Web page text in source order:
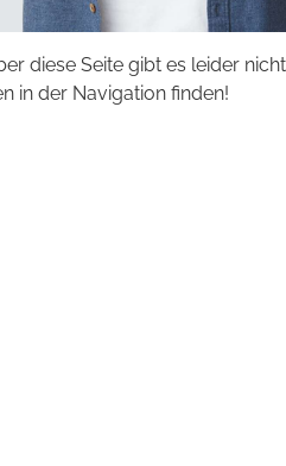
diese Seite gibt es leider
in der Navigation finden!